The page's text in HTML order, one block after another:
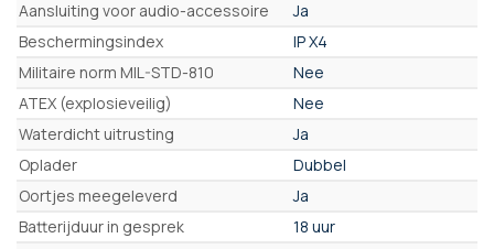
Aansluiting voor audio-accessoire
Ja
Beschermingsindex
IP X4
Militaire norm MIL-STD-810
Nee
ATEX (explosieveilig)
Nee
Waterdicht uitrusting
Ja
Oplader
Dubbel
Oortjes meegeleverd
Ja
Batterijduur in gesprek
18 uur